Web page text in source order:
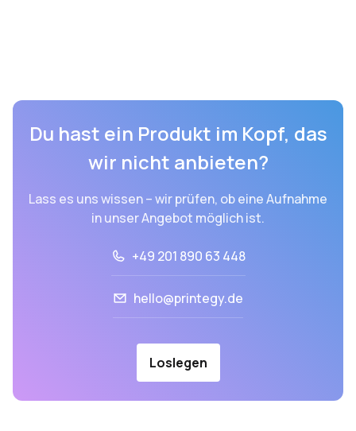
Du hast ein Produkt im Kopf, das
wir nicht anbieten?
Lass es uns wissen – wir prüfen, ob eine Aufnahme
in unser Angebot möglich ist.
+49 201 890 63 448
hello@printegy.de
Loslegen